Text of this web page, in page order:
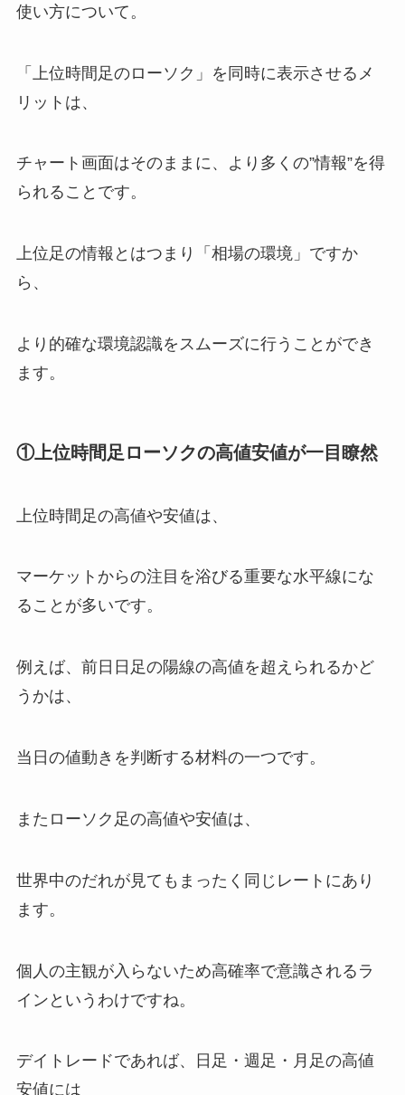
使い方について。
「上位時間足のローソク」を同時に表示させるメ
リットは、
チャート画面はそのままに、より多くの”情報”を得
られることです。
上位足の情報とはつまり「相場の環境」ですか
ら、
より的確な環境認識をスムーズに行うことができ
ます。
①上位時間足ローソクの高値安値が一目瞭然
上位時間足の高値や安値は、
マーケットからの注目を浴びる重要な水平線にな
ることが多いです。
例えば、前日日足の陽線の高値を超えられるかど
うかは、
当日の値動きを判断する材料の一つです。
またローソク足の高値や安値は、
世界中のだれが見てもまったく同じレートにあり
ます。
個人の主観が入らないため高確率で意識されるラ
インというわけですね。
デイトレードであれば、日足・週足・月足の高値
安値には